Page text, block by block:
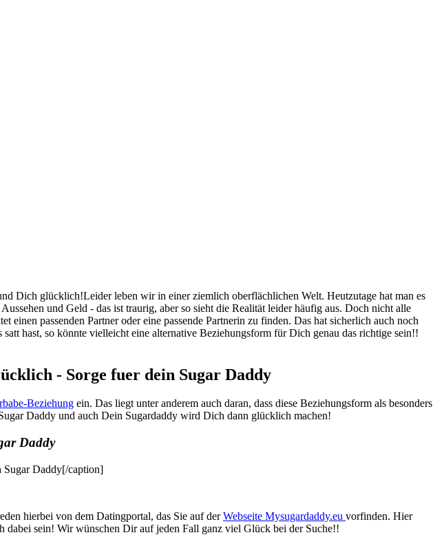
Dich glücklich!Leider leben wir in einer ziemlich oberflächlichen Welt. Heutzutage hat man es
und Geld - das ist traurig, aber so sieht die Realität leider häufig aus. Doch nicht alle
passenden Partner oder eine passende Partnerin zu finden. Das hat sicherlich auch noch
hast, so könnte vielleicht eine alternative Beziehungsform für Dich genau das richtige sein!!
- Sorge fuer dein Sugar Daddy
Beziehung ein. Das liegt unter anderem auch daran, dass diese Beziehungsform als besonders
Daddy und auch Dein Sugardaddy wird Dich dann glücklich machen!
Daddy
Sugar Daddy[/caption]
hierbei von dem Datingportal, das Sie auf derWebseite Mysugardaddy.eu vorfinden. Hier
sein! Wir wünschen Dir auf jeden Fall ganz viel Glück bei der Suche!!